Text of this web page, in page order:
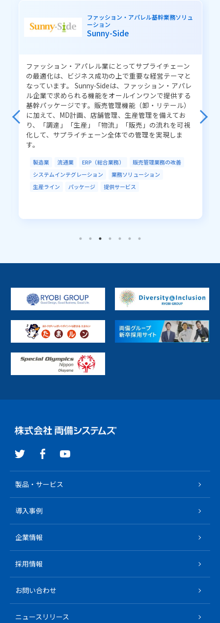
ERP（総合業務）
子育て支援
住民サービスの向上
予約業務の効率化
インフラ業務の改善
システム運用の改善
販売管理業務の改善
生産管理業務の改善
倉庫管理業務の改善
管理業務の効率化
資産運用 アルゴリズム開発
ネットワーク／通信
クラウド
システムインテグレーション
AI／IoT
ハードウェア販売
ミドルウェア開発・基盤
その他
地方公共 電車／バス インフラ
生産ライン
PaaS
SaaS パッケージ
プラットフォーム
提供サービス
受託開発
R-Cloud クラウド基盤サービス
ファッション・アパレル基幹業務ソリュ
ーション
Sunny-Side
ファッション・アパレル業にとってサプライチェーン
の最適化は、ビジネス成功の上で重要な経営テーマと
なっています。 Sunny-Sideは、ファッション・アパレ
ル企業で求められる機能をオールインワンで提供する
基幹パッケージです。販売管理機能（卸・リテール）
に加えて、MD計画、店舗管理、生産管理を備えてお
り、「調達」「生産」「物流」「販売」の流れを可視
化して、サプライチェーン全体での管理を実現しま
す。
製造業 流通業 ERP（総合業務）
販売管理業務の改善
システムインテグレーション
業務ソリューション
生産ライン
パッケージ 提供サービス
製品・サービス
導入事例
企業情報
採用情報
お問い合わせ
ニュースリリース